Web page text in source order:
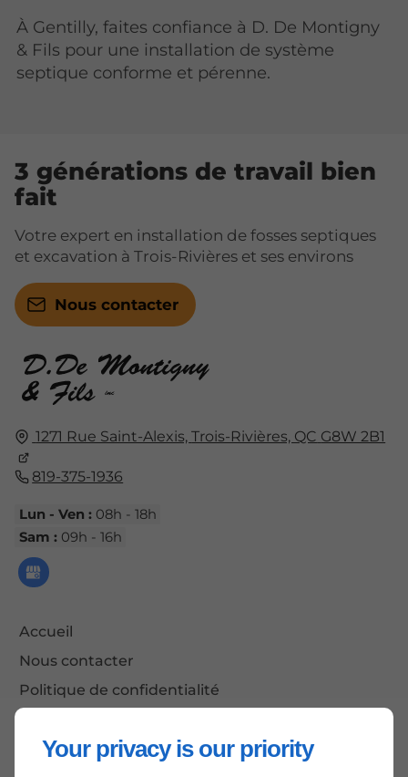
Your privacy is our priority
À Gentilly, faites confiance à D. De Montigny
& Fils pour une installation de système
septique conforme et pérenne.
1271 Rue Saint-Alexis,Trois-Rivières, QC G8W 2B1
819-375-1936
Lun - Ven : 08h - 18h
Sam : 09h - 16h
Accueil
Nous contacter
Politique de confidentialité
3 générations de travail bien
fait
Votre expert en installation de fosses septiques
et excavation à Trois-Rivières et ses environs
Nous contacter